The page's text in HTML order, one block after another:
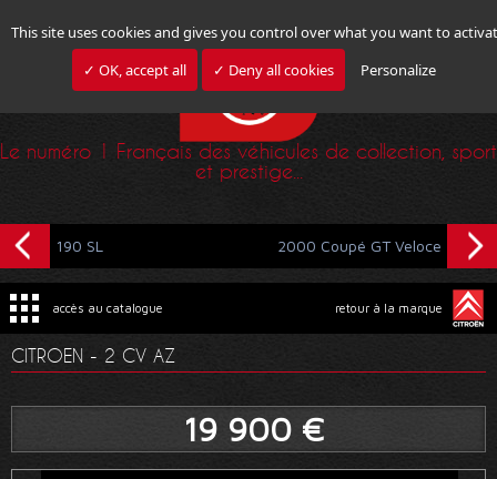
This site uses cookies and gives you control over what you want to
✓ OK, accept all
✓ Deny all cookies Personalize
Le numéro 1 Français des véhicules de collection, sport
et prestige...
190 SL
accès au catalogue retour à la marque
2000 Coupé GT Veloce
CITROEN - 2 CV AZ
19 900 €